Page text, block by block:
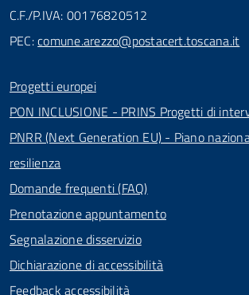
C.F./P.IVA: 00176820512
PEC:comune.arezzo@postacert.toscana.it
Progetti europei
PON INCLUSIONE - PRINS Progetti di
PNRR (Next Generation EU) - Piano
resilienza
Domande frequenti (FAQ)
Prenotazione appuntamento
Segnalazione disservizio
Dichiarazione di accessibilità
Feedback accessibilità